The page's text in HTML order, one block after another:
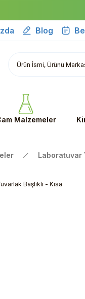
Blog
Malzemeler
Laboratuvar